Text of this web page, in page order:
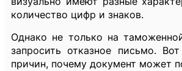
количество цифр и знаков.
Однако не только на
запросить отказное письмо.
причин, почему документ может